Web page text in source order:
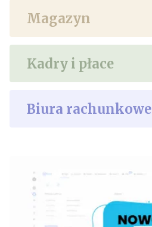
Magazyn
Kadry i płace
Biura rachunkowe